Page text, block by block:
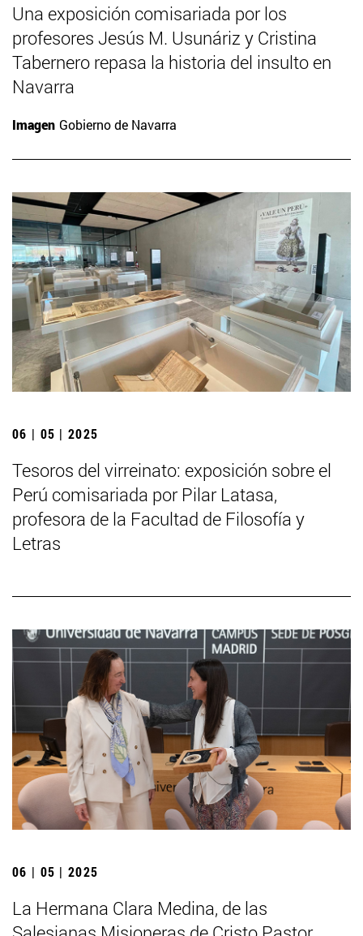
Una exposición comisariada por los
profesores Jesús M. Usunáriz y Cristina
Tabernero repasa la historia del insulto en
Navarra
Imagen Gobierno de Navarra
06 | 05 | 2025
Tesoros del virreinato: exposición sobre el
Perú comisariada por Pilar Latasa,
profesora de la Facultad de Filosofía y
Letras
06 | 05 | 2025
La Hermana Clara Medina, de las